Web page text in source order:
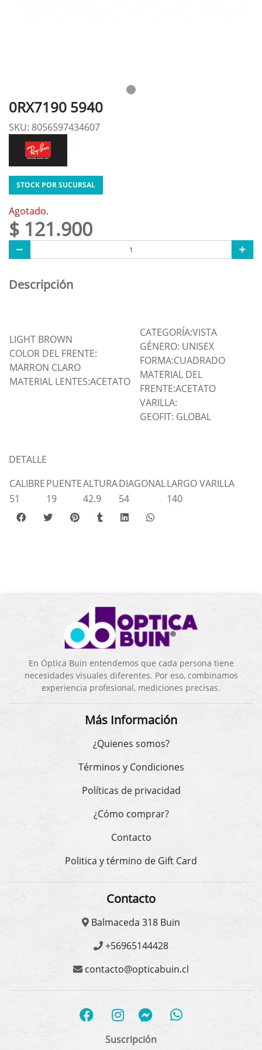
0RX7190 5940
SKU: 8056597434607
STOCK POR SUCURSAL
Agotado.
$ 121.900
Descripción
LIGHT BROWN
COLOR DEL FRENTE:
MARRON CLARO
MATERIAL LENTES:ACETATO
CATEGORÍA:VISTA
GÉNERO: UNISEX
FORMA:CUADRADO
MATERIAL DEL
FRENTE:ACETATO
VARILLA:
GEOFIT: GLOBAL
DETALLE
CALIBREPUENTEALTURADIAGONALLARGO VARILLA
51
19 42.9 54 140
En Óptica Buin entendemos que cada persona tiene
necesidades visuales diferentes. Por eso, combinamos
experiencia profesional, mediciones precisas.
Más Información
¿Quienes somos?
Términos y Condiciones
Políticas de privacidad
¿Cómo comprar?
Contacto
Politica y término de Gift Card
Contacto
Balmaceda 318 Buin
+56965144428
contacto@opticabuin.cl
Suscripción